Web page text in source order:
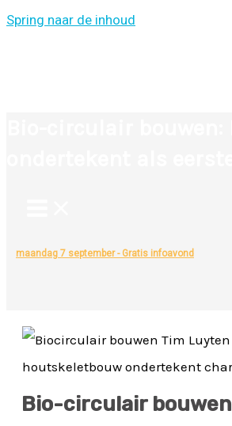
Spring naar de inhoud
maandag 7 september - Gratis infoavond
Bio-circulair bouwen